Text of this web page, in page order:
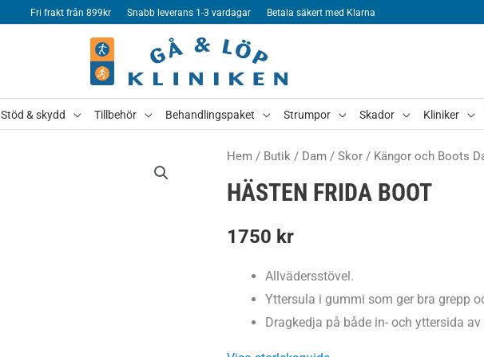
Fri frakt från 899kr Snabb leverans 1-3 vardagar Betala säkert med Klarna
Stöd & skydd Tillbehör Behandlingspaket Strumpor Skador Kliniker
Hem / Butik / Dam / Skor / Kängor och Boots
HÄSTEN FRIDA BOOT
1750 kr
Allvädersstövel.
Yttersula i gummi som ger bra grepp
Dragkedja på både in- och yttersida av